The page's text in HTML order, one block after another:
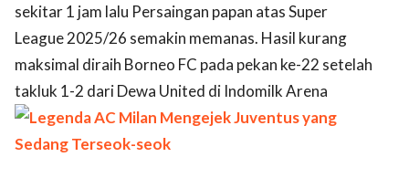
sekitar 1 jam lalu Persaingan papan atas Super
League 2025/26 semakin memanas. Hasil kurang
maksimal diraih Borneo FC pada pekan ke-22 setelah
takluk 1-2 dari Dewa United di Indomilk Arena